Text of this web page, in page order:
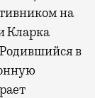
на
Кларка
Родившийся в